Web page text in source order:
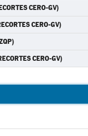
CERO-GV)
CERO-GV)
CERO-GV)